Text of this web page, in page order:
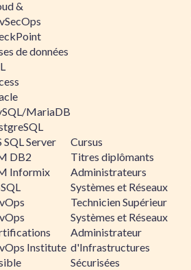
&
de données
MariaDB
SQL Server
DB2
Informix
Institute
Cursus
Titres diplômants
Administrateurs
Systèmes et Réseaux
Technicien Supérieur
Systèmes et Réseaux
Administrateur
d'Infrastructures
Sécurisées